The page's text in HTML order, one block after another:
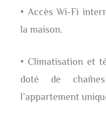
• Accès Wi-Fi
la maison.
• Climatisation et
doté de
l’appartement